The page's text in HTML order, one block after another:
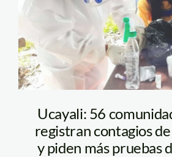
Ucayali-
atención-11-
comunidades-
Ucayali-1
Ucayali: 56
registran contagios
y piden más pruebas